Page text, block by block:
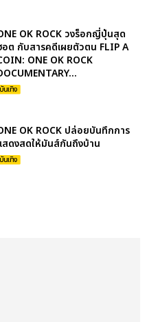
OK ROCK วงร็อกญี่ปุ่นสุด
อต กับสารคดีเผยตัวตน FLIP A
ONE OK ROCK
บันเทิง
OK ROCK ปล่อยบันทึกการ
สดงสดให้มันส์กันถึงบ้าน
บันเทิง